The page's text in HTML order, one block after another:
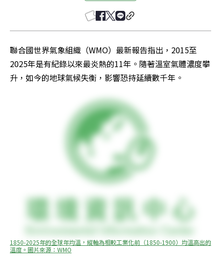
聯合國世界氣象組織（WMO）最新報告指出，2015至
2025年是有紀錄以來最炎熱的11年。隨著溫室氣體濃度攀
升，如今的地球氣候失衡，影響恐持延續數千年。
1850-2025年的全球年均溫，縱軸為相較工業化前（1850-1900）均溫高出的
溫度。圖片來源：WMO